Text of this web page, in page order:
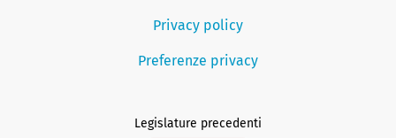
Privacy policy
Preferenze privacy
Legislature precedenti